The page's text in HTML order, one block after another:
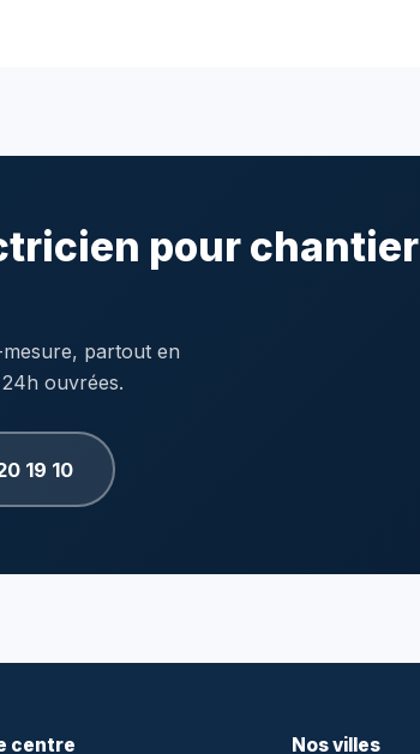
pour chantier
partout en
ouvrées.
19 10
centre Nos villes